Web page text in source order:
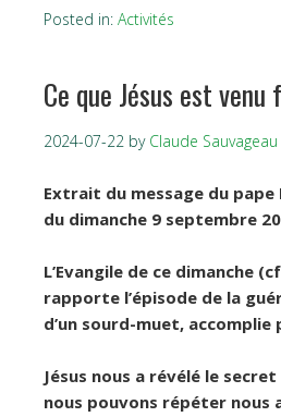
Posted in: Activités
Ce que Jésus est venu
2024-07-22 by Claude Sauvageau
Extrait du message du pape
du dimanche 9 septembre
L’Evangile de ce dimanche
rapporte l’épisode de la
d’un sourd-muet, accomplie
Jésus nous a révélé le secret
nous pouvons répéter nous